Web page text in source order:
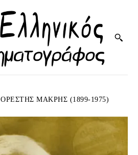
ΟΡΈΣΤΗΣ ΜΑΚΡΉΣ (1899-1975)